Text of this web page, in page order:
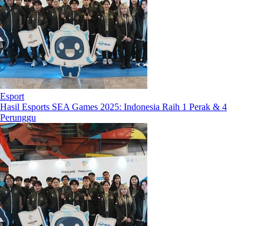
Esport
Hasil Esports SEA Games 2025: Indonesia Raih 1 Perak & 4
Perunggu